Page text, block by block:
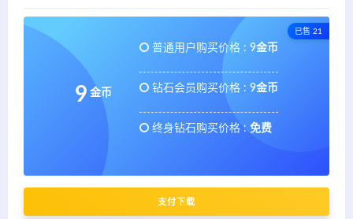
已售 21
9 金币
普通用户购买价格 : 9金币
钻石会员购买价格 : 9金币
终身钻石购买价格 : 免费
支付下载